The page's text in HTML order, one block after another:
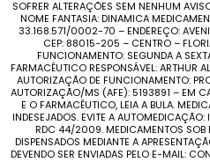
SOFRER ALTERAÇÕES SEM NENHUM
NOME FANTASIA: DINAMICA
33.168.571/0002-70 – ENDEREÇO:
CEP: 88015-205 – CENTRO –
FUNCIONAMENTO: SEGUNDA A
FARMACÊUTICO RESPONSÁVEL: ARTHUR
AUTORIZAÇÃO DE FUNCIONAMENTO:
AUTORIZAÇÃO/MS (AFE): 5193891 – EM
E O FARMACÊUTICO, LEIA A BULA.
INDESEJADOS. EVITE A
RDC 44/2009. MEDICAMENTOS SOB
DISPENSADOS MEDIANTE A
DEVENDO SER ENVIADAS PELO E-MAIL: